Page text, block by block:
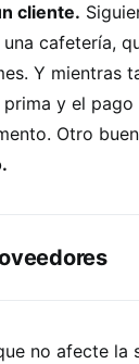
cliente.
cafetería,
Y mientras
y el
Otro
no afecte